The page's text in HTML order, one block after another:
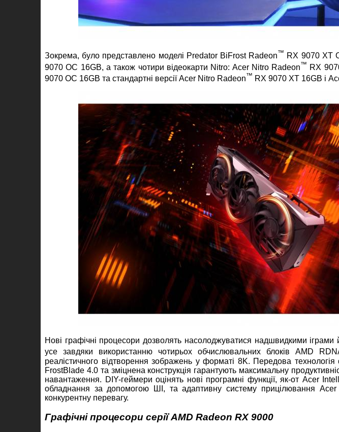
Зокрема, було представлено моделі Predator BiFrost Radeon™ RX 9070 XT
9070 OC 16GB, а також чотири відеокарти Nitro: Acer Nitro Radeon™ RX
9070 OC 16GB та стандартні версії Acer Nitro Radeon™ RX 9070 XT 16GB і
Нові графічні процесори дозволять насолоджуватися надшвидкими іграми
усе завдяки використанню чотирьох обчислювальних блоків AMD
реалістичного відтворення зображень у форматі 8K. Передова
FrostBlade 4.0 та зміцнена конструкція гарантують максимальну
навантаження. DIY-геймери оцінять нові програмні функції, як-от Acer
обладнання за допомогою ШІ, та адаптивну систему прицілювання
конкурентну перевагу.
Графічні процесори серії AMD Radeon RX 9000